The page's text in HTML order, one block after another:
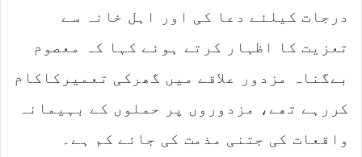
درجات کیلئے دعا کی اور اہل خانہ سے
تعزیت کا اظہار کرتے ہوئے کہا کہ معصوم
بےگناہ مزدور علاقے میں گھرکی تعمیرکاکام
کررہے تھے، مزدوروں پر حملوں کے بہیمانہ
واقعات کی جتنی مذمت کی جائے کم ہے۔